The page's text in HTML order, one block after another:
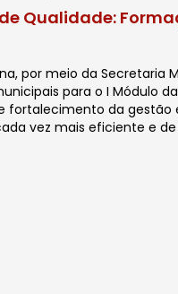
Qualidade:
por meio da
para o I Módulo
fortalecimento da
vez mais eficiente e de